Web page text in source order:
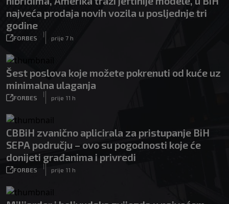
najveća prodaja novih vozila u posljednje tri
godine
FORBES
|
prije 7 h
Šest poslova koje možete pokrenuti od kuće uz
minimalna ulaganja
FORBES
|
prije 11 h
CBBiH zvanično aplicirala za pristupanje BiH
SEPA području – ovo su pogodnosti koje će
donijeti građanima i privredi
FORBES
|
prije 11 h